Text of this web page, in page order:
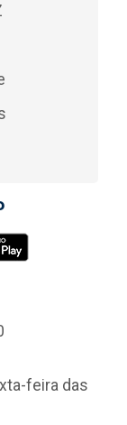
feira das